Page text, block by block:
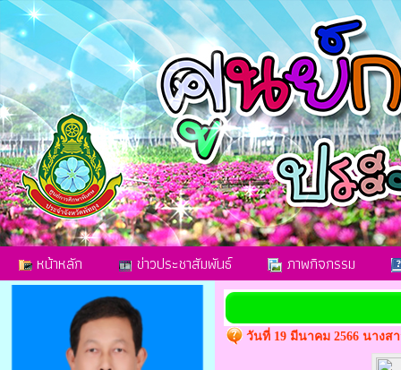
หน้าหลัก ข่าวประชาสัมพันธ์ ภาพกิจกรรม
วันที่ 19 มีนาคม 2566 นาง